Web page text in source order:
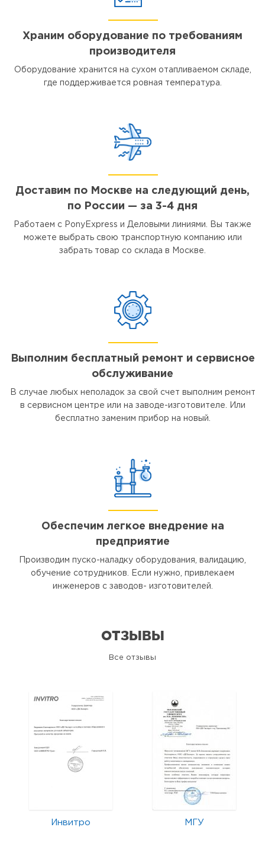
Храним оборудование по требованиям
производителя
Оборудование хранится на сухом отапливаемом складе,
где поддерживается ровная температура.
Доставим по Москве на следующий день,
по России — за 3-4 дня
Работаем с PonyExpress и Деловыми линиями. Вы также
можете выбрать свою транспортную компанию или
забрать товар со склада в Москве.
Выполним бесплатный ремонт и сервисное
обслуживание
В случае любых неполадок за свой счет выполним ремонт
в сервисном центре или на заводе-изготовителе. Или
бесплатно заменим прибор на новый.
Обеспечим легкое внедрение на
предприятие
Производим пуско-наладку оборудования, валидацию,
обучение сотрудников. Если нужно, привлекаем
инженеров с заводов- изготовителей.
ОТЗЫВЫ
Все отзывы
Инвитро МГУ